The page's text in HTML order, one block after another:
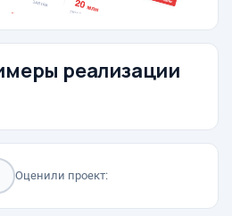
реализации
Оценили проект: